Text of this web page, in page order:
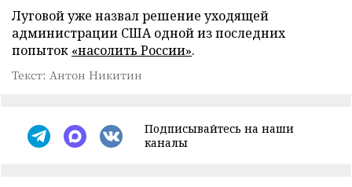
Луговой уже назвал решение уходящей
администрации США одной из последних
попыток «насолить России».
Текст: Антон Никитин
Подписывайтесь на наши
каналы